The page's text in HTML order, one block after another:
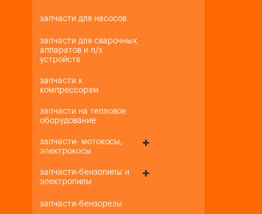
запчасти для насосов
запчасти для сварочных
аппаратов и п/з
устройств
запчасти к
компрессорам
запчасти на тепловое
оборудование
запчасти- мотокосы,
электрокосы
запчасти-бензопилы и
электропилы
запчасти-бензорезы